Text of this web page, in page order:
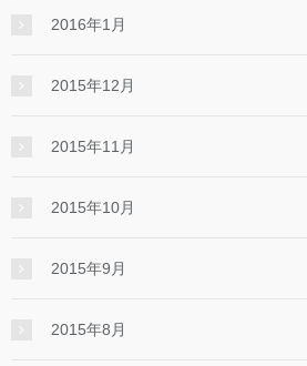
2016年1月
2015年12月
2015年11月
2015年10月
2015年9月
2015年8月